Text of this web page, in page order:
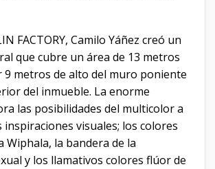
FACTORY, Camilo Yáñez creó un
que cubre un área de 13 metros
9 metros de alto del muro poniente
del inmueble. La enorme
las posibilidades del multicolor a
visuales; los colores
Wiphala, la bandera de la
y los llamativos colores flúor de